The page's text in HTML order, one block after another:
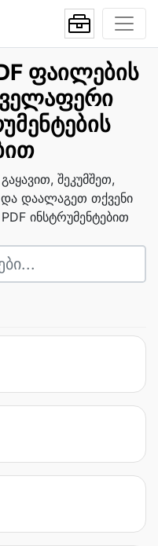
ფაილების
შეკუმშეთ,
დაალაგეთ თქვენი
ინსტრუმენტებით